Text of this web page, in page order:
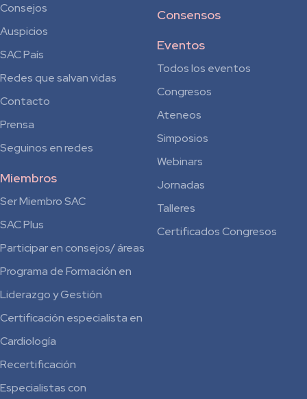
Consejos
Auspicios
SAC País
Redes que salvan vidas
Contacto
Prensa
Seguinos en redes
Miembros
Ser Miembro SAC
SAC Plus
Participar en consejos/ áreas
Programa de Formación en
Liderazgo y Gestión
Certificación especialista en
Cardiología
Recertificación
Especialistas con
Consensos
Eventos
Todos los eventos
Congresos
Ateneos
Simposios
Webinars
Jornadas
Talleres
Certificados Congresos